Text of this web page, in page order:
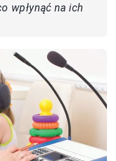
wpłynąć na ich